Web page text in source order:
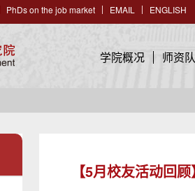
PhDs on the job market EMAIL ENGLISH
学院概况 师资
【5月校友活动回